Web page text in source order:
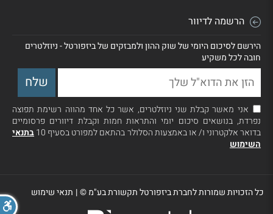
הרשמה לדיוור
הירשם לסיכום היומי של שוק ההון ולמבזקים של ביזפורטל - ניוזלטרים
חובה לכל משקיע
אני מאשר קבלת שני ניוזלטרים, אשר כל אחד מהווה רשימת תפוצה
נפרדת, בנושאים סיכום יומי והתראות חמות וקבלת דיוורים פרסומיים
בדואר אלקטרוני ו/ או באמצעות הסלולר בהתאם למפורט בסעיף 10
בתנאי
השימוש
כל הזכויות שמורות לחברת ביזפורטל תקשורת בע"מ ©| תנאי שימוש